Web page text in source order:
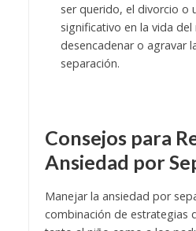
ser querido, el divorcio o
significativo en la vida
desencadenar o agravar
separación.
Consejos para
Ansiedad por
Manejar la ansiedad por
combinación de estrategias